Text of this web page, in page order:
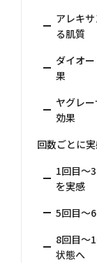
アレキ
る肌質
ダイオ
果
ヤグレ
効果
回数ごとに
1回目〜
を実感
5回目〜
8回目〜
状態へ